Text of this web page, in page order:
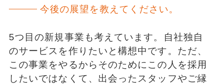
今後の展望を教えてください。
5つ目の新規事業も考えています。自社独自
のサービスを作りたいと構想中です。ただ、
この事業をやるからそのためにこの人を採用
したいではなくて、出会ったスタッフやご縁